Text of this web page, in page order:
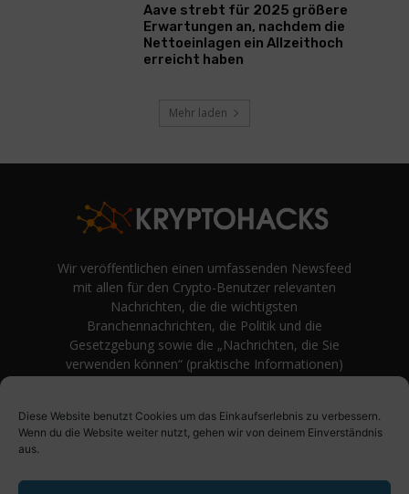
Diese Website benutzt Cookies um das Einkaufserlebnis zu verbessern.
Wenn du die Website weiter nutzt, gehen wir von deinem Einverständnis
aus.
Aave strebt für 2025 größere
Erwartungen an, nachdem die
Nettoeinlagen ein Allzeithoch
erreicht haben
Mehr laden
Wir veröffentlichen einen umfassenden Newsfeed
mit allen für den Crypto-Benutzer relevanten
Nachrichten, die die wichtigsten
Branchennachrichten, die Politik und die
Gesetzgebung sowie die „Nachrichten, die Sie
verwenden können“ (praktische Informationen)
Meinungen rund um Kryptowährung. Einfache
Logik und Beispiele aus der Praxis werden vor
bevorzugt.